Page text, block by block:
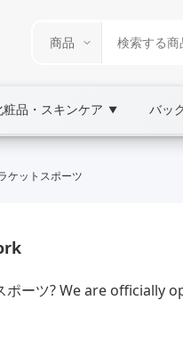
粧品・スキンケア ▼ バッ
B2B/B2C
ケットスポーツ
ーツ? We are